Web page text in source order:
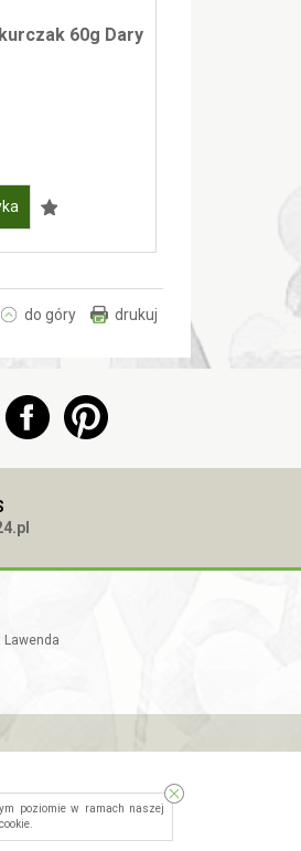
60g Dary
do góry drukuj
Lawenda
poziomie w ramach naszej